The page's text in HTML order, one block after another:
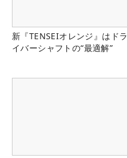
新『TENSEIオレンジ』はドラ
イバーシャフトの“最適解”